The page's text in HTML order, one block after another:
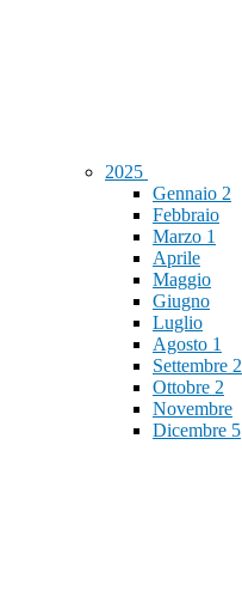
2025
Gennaio 2
Febbraio
Marzo 1
Aprile
Maggio
Giugno
Luglio
Agosto 1
Settembre 2
Ottobre 2
Novembre
Dicembre 5